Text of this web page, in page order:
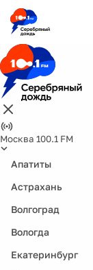
Москва 100.1 FM
Апатиты
Астрахань
Волгоград
Вологда
Екатеринбург